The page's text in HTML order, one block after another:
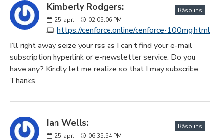
Kimberly Rodgers:
25 apr. 02:05:06 PM
https://cenforce.online/cenforce-100mg.html
Răspuns
I’ll right away seize your rss as I can’t find your e-mail
subscription hyperlink or e-newsletter service. Do you
have any? Kindly let me realize so that I may subscribe.
Thanks.
Ian Wells:
25 apr. 06:35:54 PM
Răspuns